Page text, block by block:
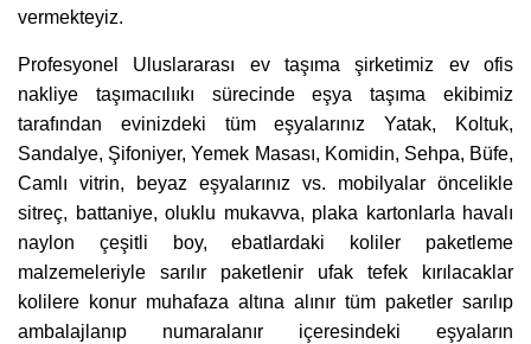
vermekteyiz.
Profesyonel Uluslararası ev taşıma şirketimiz ev ofis
nakliye taşımacılııkı sürecinde eşya taşıma ekibimiz
tarafından evinizdeki tüm eşyalarınız Yatak, Koltuk,
Sandalye, Şifoniyer, Yemek Masası, Komidin, Sehpa, Büfe,
Camlı vitrin, beyaz eşyalarınız vs. mobilyalar öncelikle
sitreç, battaniye, oluklu mukavva, plaka kartonlarla havalı
naylon çeşitli boy, ebatlardaki koliler paketleme
malzemeleriyle sarılır paketlenir ufak tefek kırılacaklar
kolilere konur muhafaza altına alınır tüm paketler sarılıp
ambalajlanıp numaralanır içeresindeki eşyaların